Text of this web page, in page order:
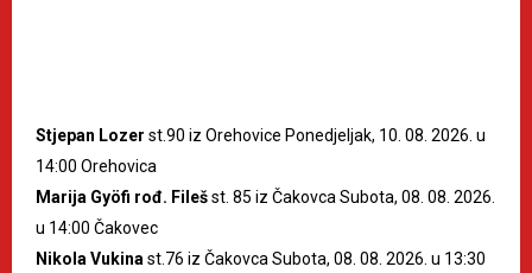
Stjepan Lozer st.90 iz Orehovice Ponedjeljak, 10. 08. 2026. u
14:00 Orehovica
Marija Gyöfi rođ. Filešst. 85 iz Čakovca Subota, 08. 08. 2026.
u 14:00 Čakovec
Nikola Vukina st.76 iz Čakovca Subota, 08. 08. 2026. u 13:30